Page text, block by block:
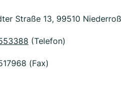
Straße 13, 99510
(Telefon)
(Fax)